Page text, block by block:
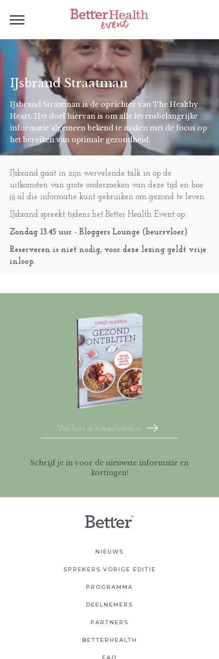
IJsbrand Straatman
IJsbrand Straatman is de oprichter van The Healthy
Heart. Het doel hiervan is om alle levensbelangrijke
informatie algemeen bekend te maken met de focus op
het bereiken van optimale gezondheid.
IJsbrand gaat in zijn wervelende talk in op de
uitkomsten van grote onderzoeken van deze tijd en hoe
jij al die informatie kunt gebruiken om gezond te leven.
IJsbrand spreekt tijdens het Better Health Event op:
Zondag 13.45 uur - Bloggers Lounge (beursvloer)
Reserveren is niet nodig, voor deze lezing geldt vrije
inloop.
Schrijf je in voor de nieuwste informatie en
kortingen!
NIEUWS
SPREKERS VORIGE EDITIE
PROGRAMMA
DEELNEMERS
PARTNERS
BETTERHEALTH
FAQ